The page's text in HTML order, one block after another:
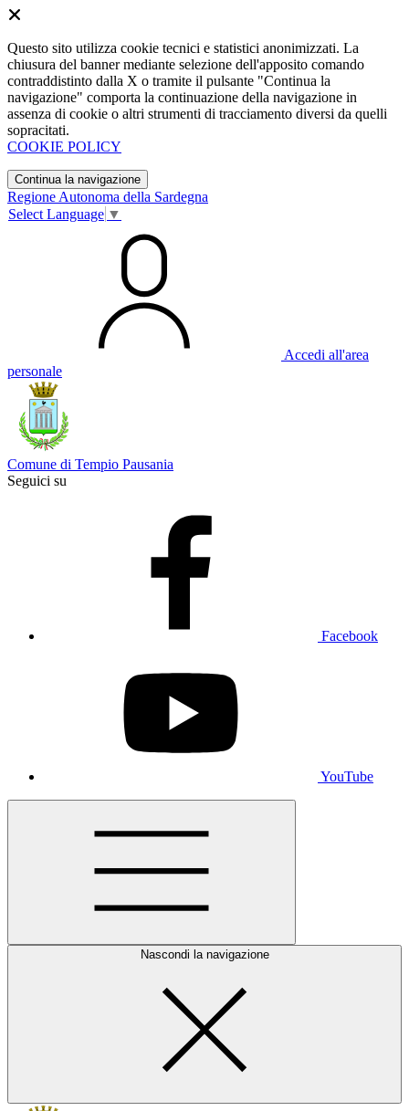
Questo sito utilizza cookie tecnici e statistici anonimizzati. La
chiusura del banner mediante selezione dell'apposito comando
contraddistinto dalla X o tramite il pulsante "Continua la
navigazione" comporta la continuazione della navigazione in
assenza di cookie o altri strumenti di tracciamento diversi da quelli
sopracitati.
COOKIE POLICY
Continua la navigazione
Regione Autonoma della Sardegna
Select Language ▼
Accedi all'area
personale
Comune di Tempio Pausania
Seguici su
Facebook
YouTube
Nascondi la navigazione